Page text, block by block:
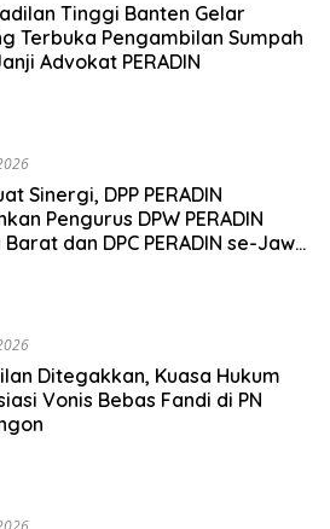
Tinggi Banten Gelar
Terbuka Pengambilan Sumpah
Advokat PERADIN
Sinergi, DPP PERADIN
Pengurus DPW PERADIN
dan DPC PERADIN se-Jawa
Ditegakkan, Kuasa Hukum
Vonis Bebas Fandi di PN